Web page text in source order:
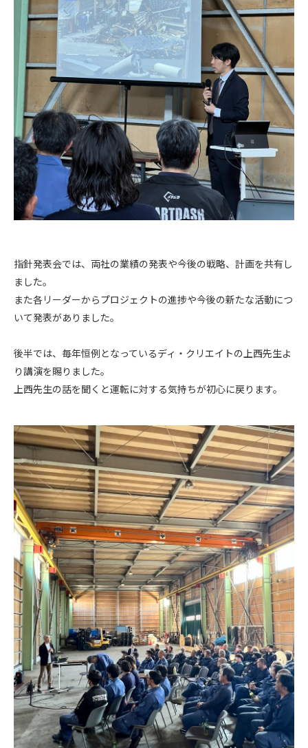
指針発表会では、両社の業績の発表や今後の戦略、計画を共有し
ました。
また各リーダーからプロジェクトの進捗や今後の新たな活動につ
いて発表がありました。
後半では、毎年恒例となっているディ・クリエイトの上西先生よ
り講演を賜りました。
上西先生の話を聞くと運転に対する気持ちが初心に戻ります。